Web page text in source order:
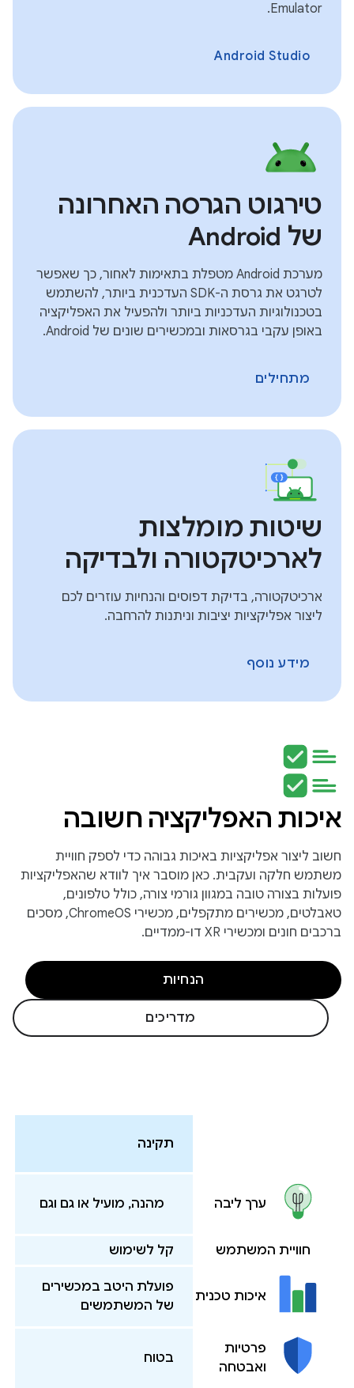
Emulator.
Android Studio
טירגוט הגרסה האחרונה
של Android
מערכת Android מטפלת בתאימות לאחור, כך שאפשר
לטרגט את גרסת ה-SDK העדכנית ביותר, להשתמש
בטכנולוגיות העדכניות ביותר ולהפעיל את האפליקציה
באופן עקבי בגרסאות ובמכשירים שונים של Android.
מתחילים
שיטות מומלצות
לארכיטקטורה ולבדיקה
ארכיטקטורה, בדיקת דפוסים והנחיות עוזרים לכם
ליצור אפליקציות יציבות וניתנות להרחבה.
מידע נוסף
איכות האפליקציה חשובה
חשוב ליצור אפליקציות באיכות גבוהה כדי לספק חוויית
משתמש חלקה ועקבית. כאן מוסבר איך לוודא שהאפליקציות
פועלות בצורה טובה במגוון גורמי צורה, כולל טלפונים,
טאבלטים, מכשירים מתקפלים, מכשירי ChromeOS, מסכים
ברכבים חונים ומכשירי XR דו-ממדיים.
הנחיות
מדריכים
תקינה
ערך ליבה מהנה, מועיל או גם וגם
חוויית המשתמש קל לשימוש
איכות טכנית
פועלת היטב במכשירים
של המשתמשים
פרטיות
ואבטחה
בטוח